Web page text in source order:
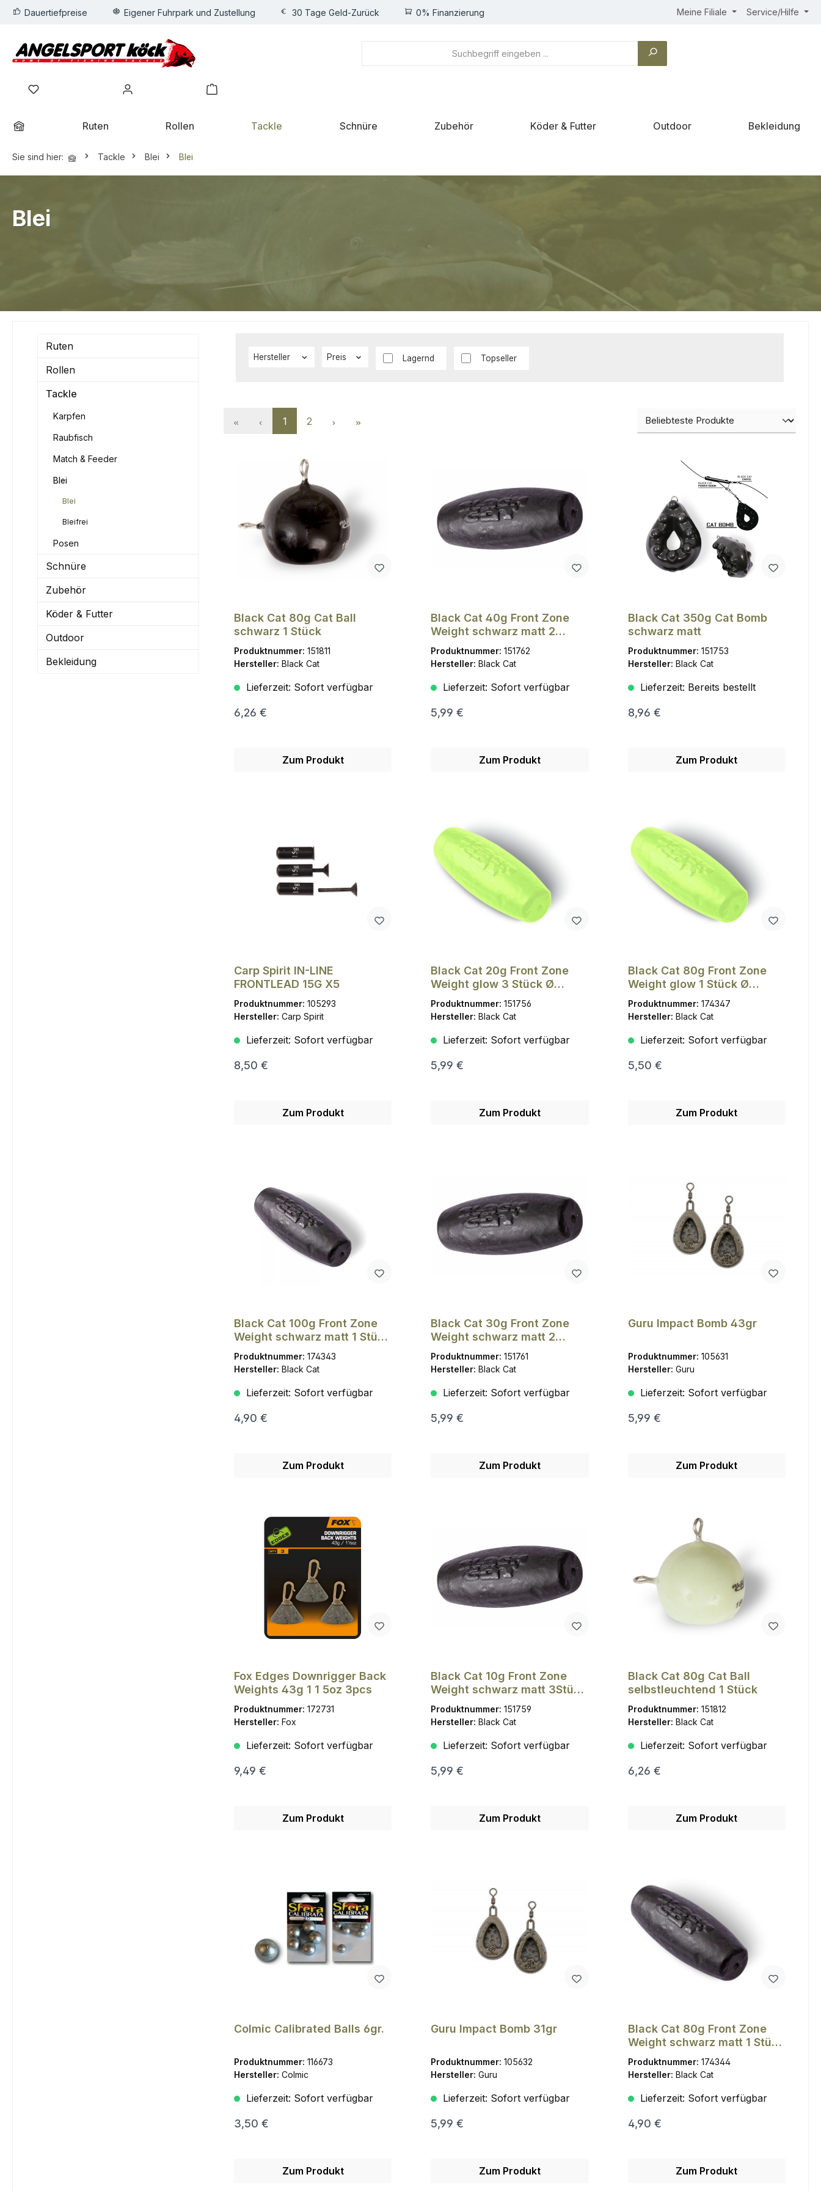
Zur Hauptnavigation springen
Dauertiefpreise Eigener Fuhrpark und Zustellung 30 Tage Geld-Zurück 0% Finanzierung Meine Filiale Service/Hilfe
Ruten Rollen Tackle Schnüre Zubehör Köder & Futter Outdoor Bekleidung
Sie sind hier: Tackle Blei Blei
Blei
Ruten
Rollen
Tackle
Karpfen
Raubfisch
Match & Feeder
Blei
Blei
Bleifrei
Posen
Schnüre
Zubehör
Köder & Futter
Outdoor
Bekleidung
Hersteller Preis Lagernd Topseller
1 2
Black Cat 80g Cat Ball
schwarz 1 Stück
Produktnummer: 151811
Hersteller: Black Cat
Lieferzeit: Sofort verfügbar
6,26 €
Zum Produkt
Black Cat 40g Front Zone
Weight schwarz matt 2
Stück Ø 1,5mm
Produktnummer:151762
Hersteller:Black Cat
Lieferzeit: Sofort verfügbar
5,99 €
Zum Produkt
Black Cat 350g Cat Bomb
schwarz matt
Produktnummer: 151753
Hersteller: Black Cat
Lieferzeit: Bereits bestellt
8,96 €
Zum Produkt
Carp Spirit IN-LINE
FRONTLEAD 15G X5
Produktnummer: 105293
Hersteller: Carp Spirit
Lieferzeit: Sofort verfügbar
8,50 €
Zum Produkt
Black Cat 20g Front Zone
Weight glow 3 Stück Ø
1,5mm
Produktnummer:151756
Hersteller:Black Cat
Lieferzeit: Sofort verfügbar
5,99 €
Zum Produkt
Black Cat 80g Front Zone
Weight glow 1 Stück Ø
1,5mm
Produktnummer: 174347
Hersteller: Black Cat
Lieferzeit: Sofort verfügbar
5,50 €
Zum Produkt
Black Cat 100g Front Zone
Weight schwarz matt 1 Stück
Ø 1,5mm
Produktnummer: 174343
Hersteller: Black Cat
Lieferzeit: Sofort verfügbar
4,90 €
Zum Produkt
Black Cat 30g Front Zone
Weight schwarz matt 2
Stück Ø 1,5mm
Produktnummer:151761
Hersteller:Black Cat
Lieferzeit: Sofort verfügbar
5,99 €
Zum Produkt
Guru Impact Bomb 43gr
Produktnummer: 105631
Hersteller: Guru
Lieferzeit: Sofort verfügbar
5,99 €
Zum Produkt
Fox Edges Downrigger Back
Weights 43g 1 1 5oz 3pcs
Produktnummer: 172731
Hersteller: Fox
Lieferzeit: Sofort verfügbar
9,49 €
Zum Produkt
Black Cat 10g Front Zone
Weight schwarz matt 3Stück
d1,5mm
Produktnummer:151759
Hersteller:Black Cat
Lieferzeit: Sofort verfügbar
5,99 €
Zum Produkt
Black Cat 80g Cat Ball
selbstleuchtend 1 Stück
Produktnummer: 151812
Hersteller: Black Cat
Lieferzeit: Sofort verfügbar
6,26 €
Zum Produkt
Colmic Calibrated Balls 6gr.
Produktnummer: 116673
Hersteller: Colmic
Lieferzeit: Sofort verfügbar
3,50 €
Zum Produkt
Guru Impact Bomb 31gr
Produktnummer:105632
Hersteller:Guru
Lieferzeit: Sofort verfügbar
5,99 €
Zum Produkt
Black Cat 80g Front Zone
Weight schwarz matt 1 Stück
Ø 1,5mm
Produktnummer: 174344
Hersteller: Black Cat
Lieferzeit: Sofort verfügbar
4,90 €
Zum Produkt